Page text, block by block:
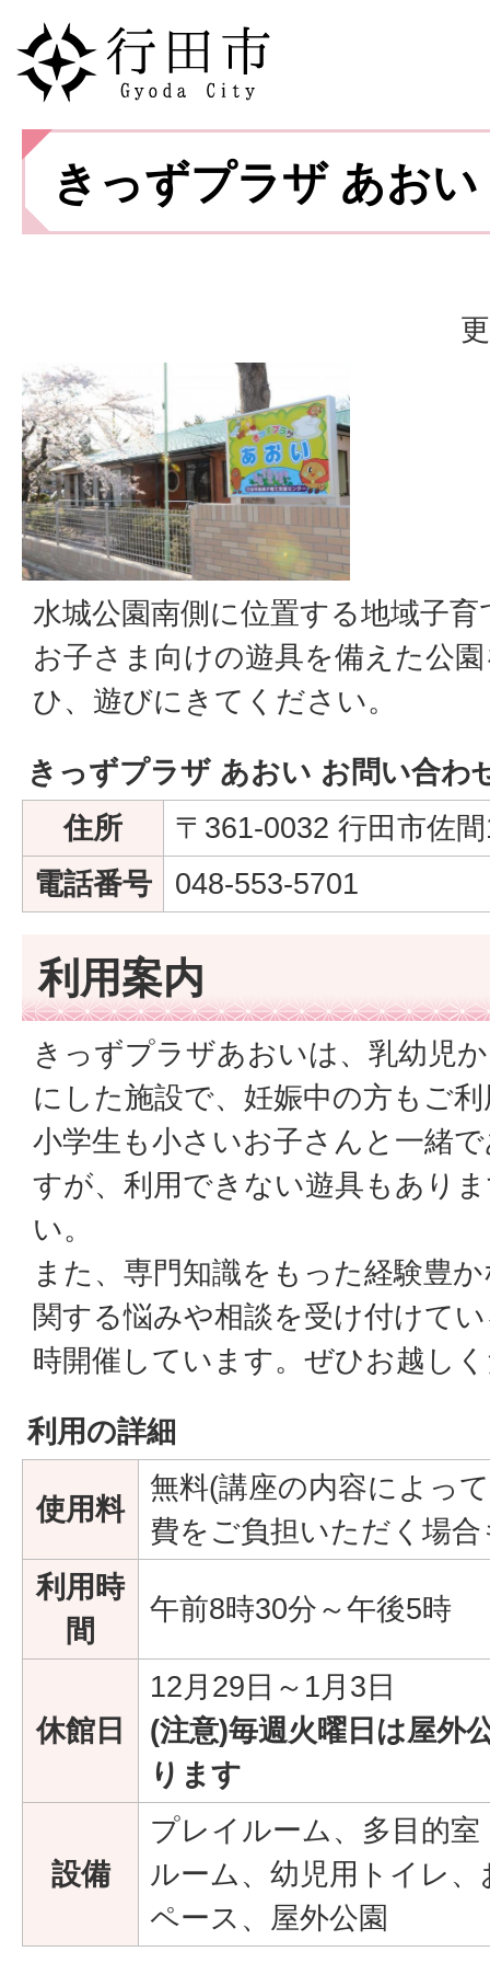
きっずプラザ あおい
水城公園南側に位置する地域子
お子さま向けの遊具を備えた公
ひ、遊びにきてください。
きっずプラザ あおい お問い合わ
住所
〒361-0032 行田市佐
電話番号
048-553-5701
利用案内
きっずプラザあおいは、乳幼児
にした施設で、妊娠中の方もご
小学生も小さいお子さんと一緒
すが、利用できない遊具もあり
い。
また、専門知識をもった経験豊
関する悩みや相談を受け付けて
時開催しています。ぜひお越し
利用の詳細
使用料
無料(講座の内容によっ
費をご負担いただく場
利用時
間
午前8時30分～午後5時
休館日
12月29日～1月3日
(注意)毎週火曜日は屋外
ります
設備
プレイルーム、多目的
ルーム、幼児用トイレ
ペース、屋外公園